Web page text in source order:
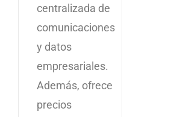
centralizada de
comunicaciones
y datos
empresariales.
Además, ofrece
precios